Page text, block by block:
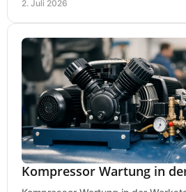
2. Juli 2026
Kompressor Wartung in